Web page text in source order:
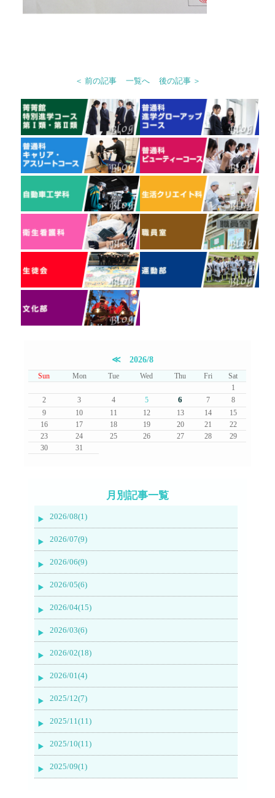
＜ 前の記事 一覧へ 後の記事 ＞
≪ 2026/8
Sun Mon Tue Wed Thu Fri
Sat
1
2
3 4 5 6 7
8
9
10 11 12 13 14
15
16
17 18 19 20 21
22
23
24 25 26 27 28
29
30
31
月別記事一覧
2026/08(1)
2026/07(9)
2026/06(9)
2026/05(6)
2026/04(15)
2026/03(6)
2026/02(18)
2026/01(4)
2025/12(7)
2025/11(11)
2025/10(11)
2025/09(1)